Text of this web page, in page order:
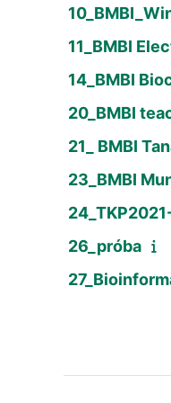
11_BMBI
14_BMBI
20_BMBI
21_ BMBI
23_BMBI
26_próba